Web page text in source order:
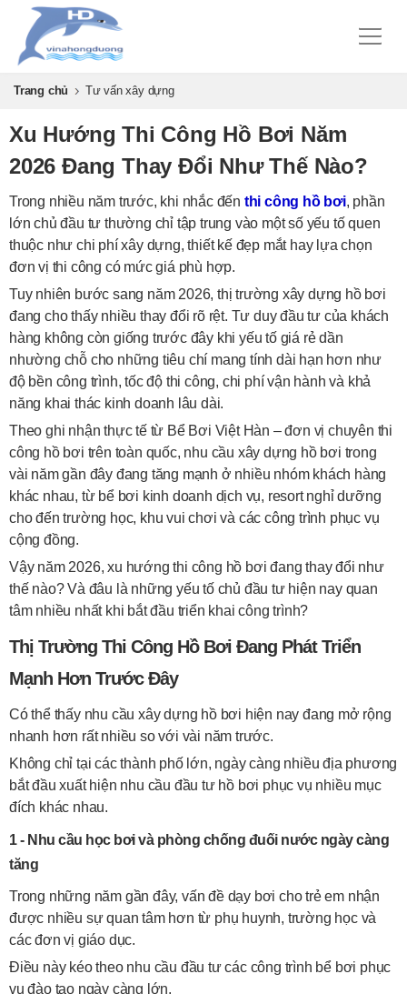
Trang chủ Tư vấn xây dựng
Xu Hướng Thi Công Hồ Bơi Năm
2026 Đang Thay Đổi Như Thế Nào?
Trong nhiều năm trước, khi nhắc đến thi công hồ bơi, phần
lớn chủ đầu tư thường chỉ tập trung vào một số yếu tố quen
thuộc như chi phí xây dựng, thiết kế đẹp mắt hay lựa chọn
đơn vị thi công có mức giá phù hợp.
Tuy nhiên bước sang năm 2026, thị trường xây dựng hồ bơi
đang cho thấy nhiều thay đổi rõ rệt. Tư duy đầu tư của khách
hàng không còn giống trước đây khi yếu tố giá rẻ dần
nhường chỗ cho những tiêu chí mang tính dài hạn hơn như
độ bền công trình, tốc độ thi công, chi phí vận hành và khả
năng khai thác kinh doanh lâu dài.
Theo ghi nhận thực tế từ Bể Bơi Việt Hàn – đơn vị chuyên thi
công hồ bơi trên toàn quốc, nhu cầu xây dựng hồ bơi trong
vài năm gần đây đang tăng mạnh ở nhiều nhóm khách hàng
khác nhau, từ bể bơi kinh doanh dịch vụ, resort nghỉ dưỡng
cho đến trường học, khu vui chơi và các công trình phục vụ
cộng đồng.
Vậy năm 2026, xu hướng thi công hồ bơi đang thay đổi như
thế nào? Và đâu là những yếu tố chủ đầu tư hiện nay quan
tâm nhiều nhất khi bắt đầu triển khai công trình?
Thị Trường Thi Công Hồ Bơi Đang Phát Triển
Mạnh Hơn Trước Đây
Có thể thấy nhu cầu xây dựng hồ bơi hiện nay đang mở rộng
nhanh hơn rất nhiều so với vài năm trước.
Không chỉ tại các thành phố lớn, ngày càng nhiều địa phương
bắt đầu xuất hiện nhu cầu đầu tư hồ bơi phục vụ nhiều mục
đích khác nhau.
1 - Nhu cầu học bơi và phòng chống đuối nước ngày càng
tăng
Trong những năm gần đây, vấn đề dạy bơi cho trẻ em nhận
được nhiều sự quan tâm hơn từ phụ huynh, trường học và
các đơn vị giáo dục.
Điều này kéo theo nhu cầu đầu tư các công trình bể bơi phục
vụ đào tạo ngày càng lớn.